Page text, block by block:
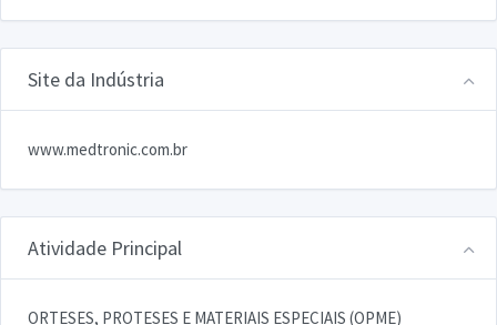
Site da Indústria
www.medtronic.com.br
Atividade Principal
ORTESES, PROTESES E MATERIAIS ESPECIAIS (OPME)